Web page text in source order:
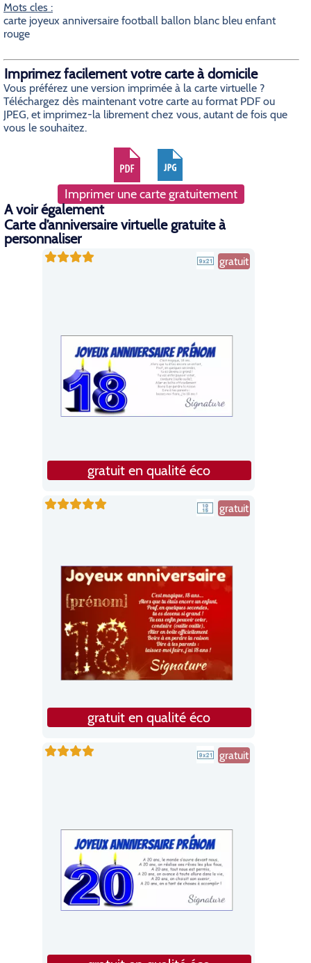
Mots cles :
carte joyeux anniversaire football ballon blanc bleu enfant
rouge
Imprimez facilement votre carte à domicile
Vous préférez une version imprimée à la carte virtuelle ?
Téléchargez dès maintenant votre carte au format PDF ou
JPEG, et imprimez-la librement chez vous, autant de fois que
vous le souhaitez.
Imprimer une carte gratuitement
A voir également
Carte d’anniversaire virtuelle gratuite à
personnaliser
gratuit
gratuit en qualité éco
gratuit
gratuit en qualité éco
gratuit